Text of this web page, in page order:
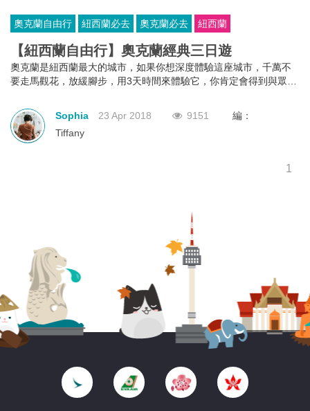
奧克蘭自由行 紐西蘭必去 奧克蘭必去 紐西蘭
【紐西蘭自由行】奧克蘭經典三日遊
奧克蘭是紐西蘭最大的城市，如果你想深度體驗這座城市，千萬不
要走馬觀花，放緩腳步，用3天時間來體驗它，你肯定會得到與眾不
Sophia
23 Apr 2018 9151
編：
Tiffany
1